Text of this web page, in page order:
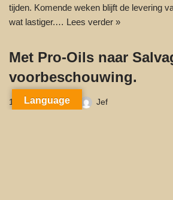
tijden. Komende weken blijft de levering
wat lastiger.… Lees verder »
Met Pro-Oils naar
voorbeschouwing.
14 januari 2020 Jef
Language